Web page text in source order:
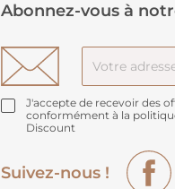
Abonnez-vous à
J'accepte de recevoir des
conformément à la
Discount
Suivez-nous !